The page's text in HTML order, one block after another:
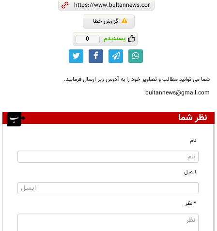
گزارش خطا
پسندیدم 0
شما می توانید مطالب و تصاویر خود را به آدرس زیر ارسال فرمایید.
bultannews@gmail.com
نظر شما
نام
ایمیل
* نظر